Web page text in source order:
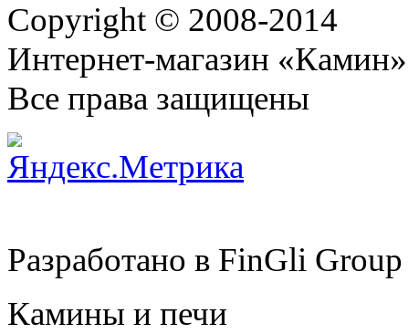
Copyright © 2008-2014
Интернет-магазин «Камин»
Все права защищены
Разработано в FinGli Group
Камины и печи